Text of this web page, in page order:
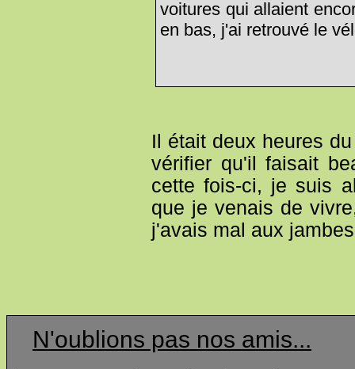
voitures qui allaient
en bas, j'ai retrouvé le
Il était deux heures
vérifier qu'il faisait
cette fois-ci, je suis
que je venais de
j'avais mal aux
N'oublions pas nos amis...